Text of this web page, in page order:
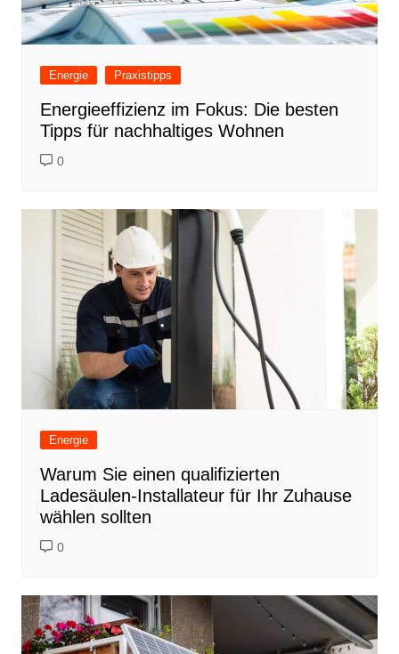
Energie Praxistipps
Energieeffizienz im Fokus: Die besten
Tipps für nachhaltiges Wohnen
0
Energie
Warum Sie einen qualifizierten
Ladesäulen-Installateur für Ihr Zuhause
wählen sollten
0